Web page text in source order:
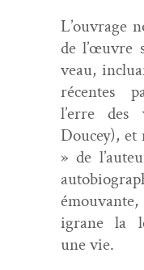
L’ouvrage
de l’œuvre
veau,
récentes
l’erre des
Doucey),
» de
igrane la
une vie.